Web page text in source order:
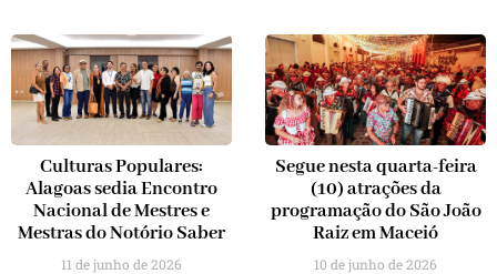
Culturas Populares:
Alagoas sedia Encontro
Nacional de Mestres e
Mestras do Notório Saber
11 de junho de 2026
Segue nesta quarta-feira
(10) atrações da
programação do São João
Raiz em Maceió
10 de junho de 2026